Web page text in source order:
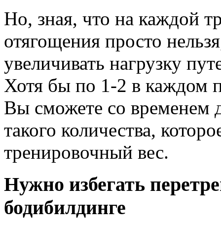
Но, зная, что на каждой
отягощения просто
увеличивать нагрузку
Хотя бы по 1-2 в каждом
Вы сможете со временем
такого количества,
тренировочный вес.
Нужно избегать
бодибилдинге